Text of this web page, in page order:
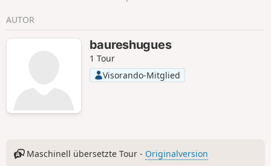
Weinberge der Corbières ist schließlich
eine Einladung, diesen Wandertag mit
einer wohlverdienten Weinprobe
ausklingen zu lassen.
AUTOR
baureshugues
1 Tour
Visorando-Mitglied
Maschinell übersetzte Tour - Originalversion